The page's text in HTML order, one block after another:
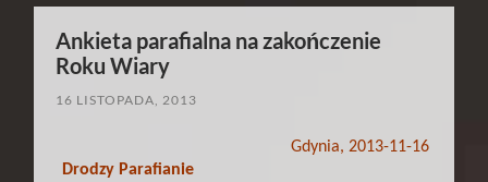
Ankieta parafialna na zakończenie
Roku Wiary
16 LISTOPADA, 2013
Gdynia, 2013-11-16
Drodzy Parafianie